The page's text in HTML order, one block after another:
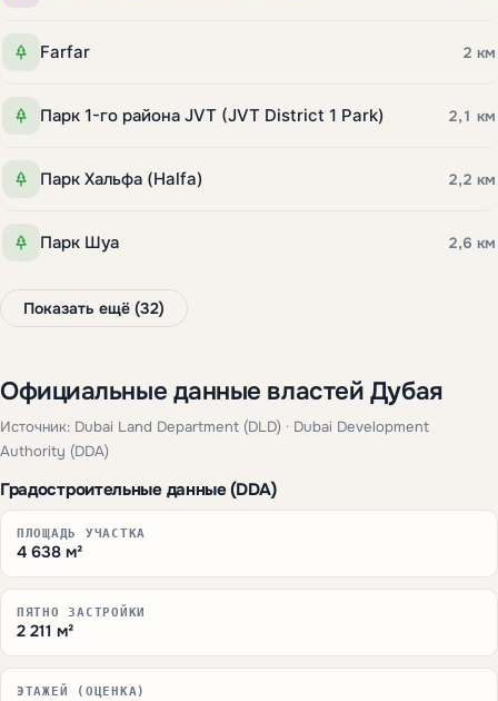
Farfar 2 км
Парк 1-го района JVT (JVT District 1 Park) 2,1 км
Парк Хальфа (Halfa) 2,2 км
Парк Шуа 2,6 км
Показать ещё (32)
Официальные данные властей Дубая
Источник: Dubai Land Department (DLD) · Dubai Development
Authority (DDA)
Градостроительные данные (DDA)
ПЛОЩАДЬ УЧАСТКА
4 638 м²
ПЯТНО ЗАСТРОЙКИ
2 211 м²
ЭТАЖЕЙ (ОЦЕНКА)